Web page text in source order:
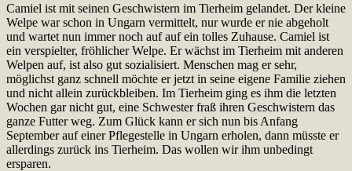
Camiel ist mit seinen Geschwistern im Tierheim gelandet. Der kleine
Welpe war schon in Ungarn vermittelt, nur wurde er nie abgeholt
und wartet nun immer noch auf auf ein tolles Zuhause. Camiel ist
ein verspielter, fröhlicher Welpe. Er wächst im Tierheim mit anderen
Welpen auf, ist also gut sozialisiert. Menschen mag er sehr,
möglichst ganz schnell möchte er jetzt in seine eigene Familie ziehen
und nicht allein zurückbleiben. Im Tierheim ging es ihm die letzten
Wochen gar nicht gut, eine Schwester fraß ihren Geschwistern das
ganze Futter weg. Zum Glück kann er sich nun bis Anfang
September auf einer Pflegestelle in Ungarn erholen, dann müsste er
allerdings zurück ins Tierheim. Das wollen wir ihm unbedingt
ersparen.